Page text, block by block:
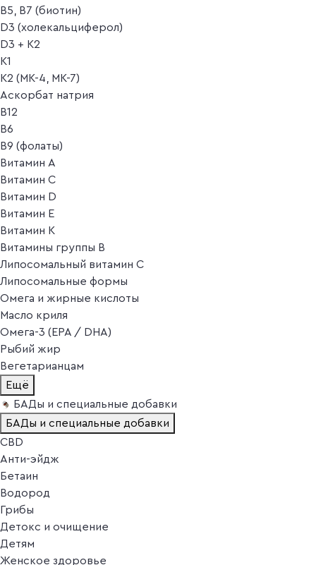
B5, B7 (биотин)
D3 (холекальциферол)
D3 + K2
K1
K2 (MK-4, MK-7)
Аскорбат натрия
В12
В6
В9 (фолаты)
Витамин A
Витамин C
Витамин D
Витамин E
Витамин K
Витамины группы B
Липосомальный витамин C
Липосомальные формы
Омега и жирные кислоты
Масло криля
Омега-3 (EPA / DHA)
Рыбий жир
Вегетарианцам
Ещё
БАДы и специальные добавки
БАДы и специальные добавки
CBD
Анти-эйдж
Бетаин
Водород
Грибы
Детокс и очищение
Детям
Женское здоровье